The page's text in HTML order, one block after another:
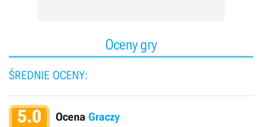
Oceny gry
ŚREDNIE OCENY:
5.0 Ocena Graczy